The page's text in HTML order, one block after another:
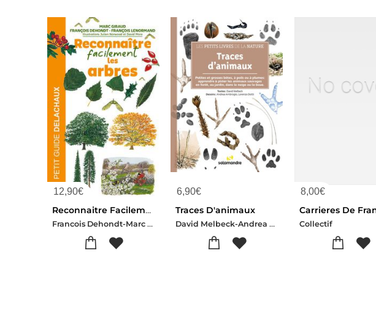
12,90€
Reconnaitre Facilement Les Arbres
Francois Dehondt-Marc Giraud-Francois Lenormand
6,90€
Traces D'animaux
David Melbeck-Andrea Ambrogio-Lorenzo Dotti
8,00€
Collectif